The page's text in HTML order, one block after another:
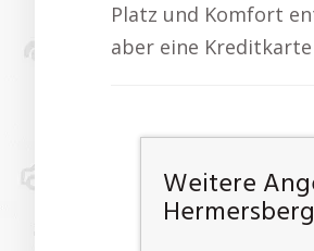
Platz und Komfort
aber eine
Weitere